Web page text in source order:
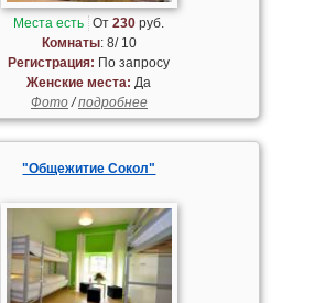
Места есть От230 руб.
Комнаты: 8/ 10
Регистрация: По запросу
Женские места: Да
Фото/подробнее
"Общежитие Сокол"